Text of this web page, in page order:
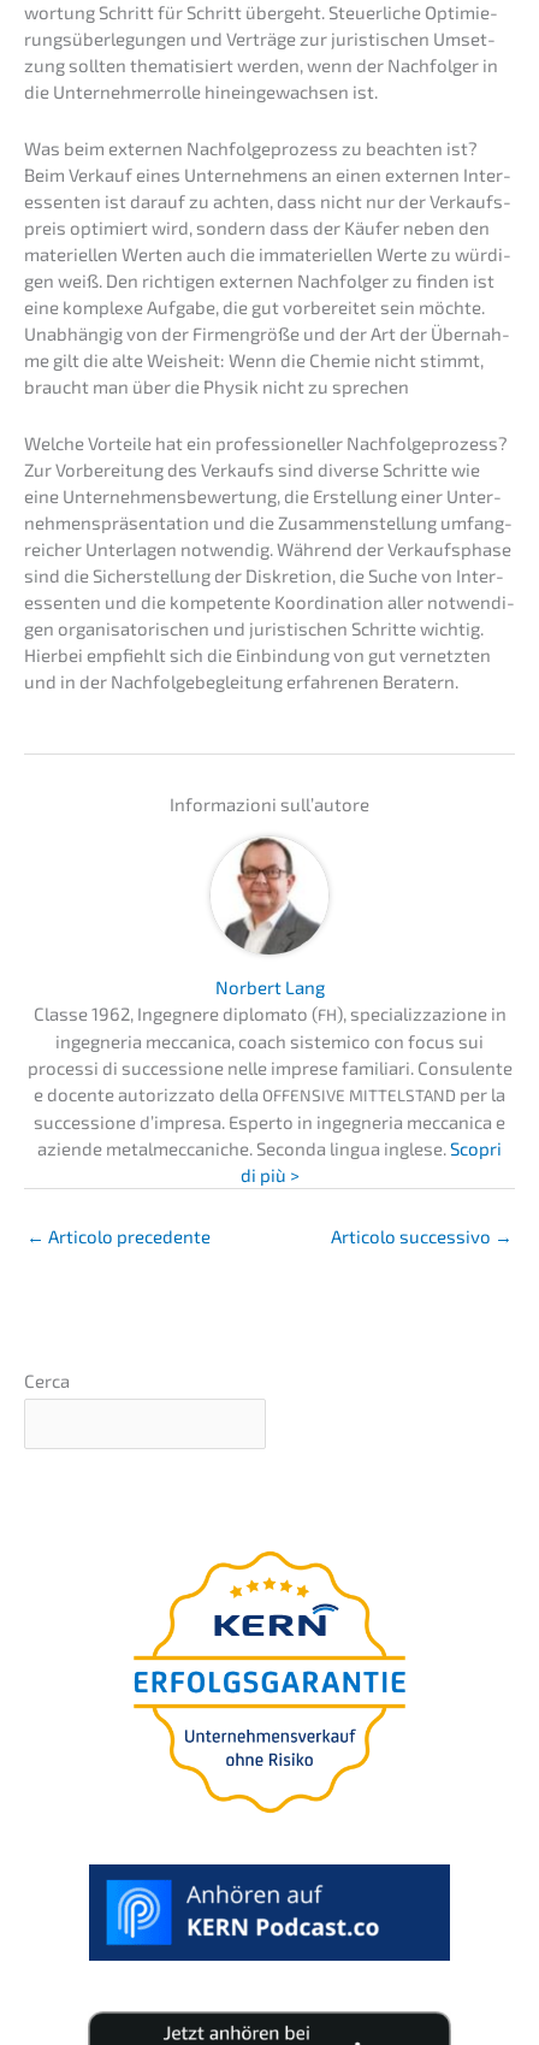
wor­tung Schritt für Schritt übergeht. Steuer­li­che Optimie­
rungs­über­le­gun­gen und Verträ­ge zur juris­ti­schen Umset­
zung sollten thema­ti­siert werden, wenn der Nachfol­ger in
die Unter­neh­mer­rol­le hinein­ge­wach­sen ist.
Was beim exter­nen Nachfol­ge­pro­zess zu beach­ten ist?
Beim Verkauf eines Unter­neh­mens an einen exter­nen Inter­
es­sen­ten ist darauf zu achten, dass nicht nur der Verkaufs­
preis optimiert wird, sondern dass der Käufer neben den
materi­el­len Werten auch die immate­ri­el­len Werte zu würdi­
gen weiß. Den richti­gen exter­nen Nachfol­ger zu finden ist
eine komple­xe Aufga­be, die gut vorbe­rei­tet sein möchte.
Unabhän­gig von der Firmen­grö­ße und der Art der Übernah­
me gilt die alte Weisheit: Wenn die Chemie nicht stimmt,
braucht man über die Physik nicht zu sprechen
Welche Vortei­le hat ein profes­sio­nel­ler Nachfolgeprozess?
Zur Vorbe­rei­tung des Verkaufs sind diver­se Schrit­te wie
eine Unter­neh­mens­be­wer­tung, die Erstel­lung einer Unter­
neh­mens­prä­sen­ta­ti­on und die Zusam­men­stel­lung umfang­
rei­cher Unter­la­gen notwen­dig. Während der Verkaufs­pha­se
sind die Sicher­stel­lung der Diskre­ti­on, die Suche von Inter­
es­sen­ten und die kompe­ten­te Koordi­na­ti­on aller notwen­di­
gen organi­sa­to­ri­schen und juris­ti­schen Schrit­te wichtig.
Hierbei empfiehlt sich die Einbin­dung von gut vernetz­ten
und in der Nachfol­ge­be­glei­tung erfah­re­nen Beratern.
Infor­ma­zio­ni sull’autore
Norbert Lang
Classe 1962, Ingeg­ne­re diplo­ma­to (FH), specia­liz­za­zio­ne in
ingeg­ne­ria mecca­ni­ca, coach siste­mi­co con focus sui
proces­si di succes­sio­ne nelle impre­se familia­ri. Consu­len­te
e docen­te autoriz­za­to della OFFENSIVE MITTELSTAND per la
succes­sio­ne d’impre­sa. Esper­to in ingeg­ne­ria mecca­ni­ca e
azien­de metal­mec­ca­ni­che. Secon­da lingua ingle­se.Scopri
di più >
← Artico­lo precedente Artico­lo succes­si­vo →
Cerca
Unter­neh­mens-wert-
Berech­nung GRATIS
starten:
Per quale motivo deside­ra calco­la­re il
valore aziendale?
Unter­nehmens­kauf >
Generations­wechsel >